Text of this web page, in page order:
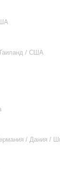
/ США
/ Дания /